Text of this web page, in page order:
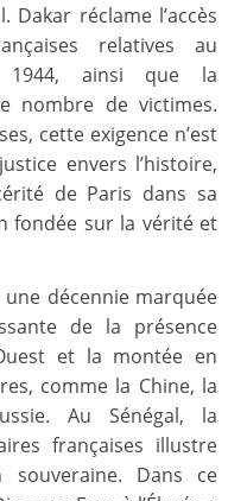
Dakar réclame l’accès
relatives au
1944, ainsi que la
nombre de victimes.
cette exigence n’est
envers l’histoire,
de Paris dans sa
fondée sur la vérité et
décennie marquée
de la présence
et la montée en
comme la Chine, la
Au Sénégal, la
françaises illustre
souveraine. Dans ce